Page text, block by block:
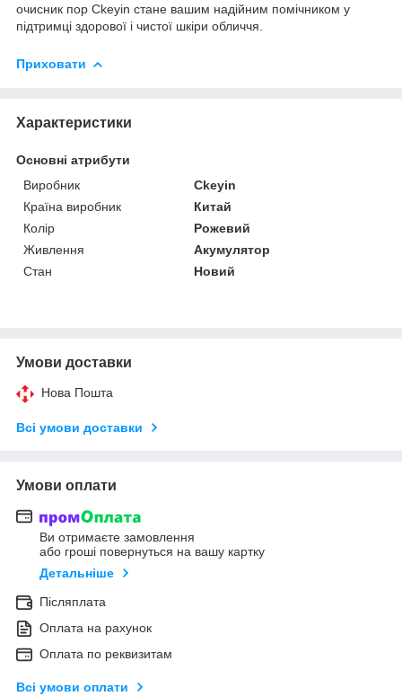
очисник пор Ckeyin стане вашим надійним помічником у
підтримці здорової і чистої шкіри обличчя.
Приховати
Характеристики
Основні атрибути
Виробник
Ckeyin
Країна виробник
Китай
Колір
Рожевий
Живлення
Акумулятор
Стан
Новий
Умови доставки
Нова Пошта
Всі умови доставки
Умови оплати
Ви отримаєте замовлення
або гроші повернуться на вашу картку
Детальніше
Післяплата
Оплата на рахунок
Оплата по реквизитам
Всі умови оплати